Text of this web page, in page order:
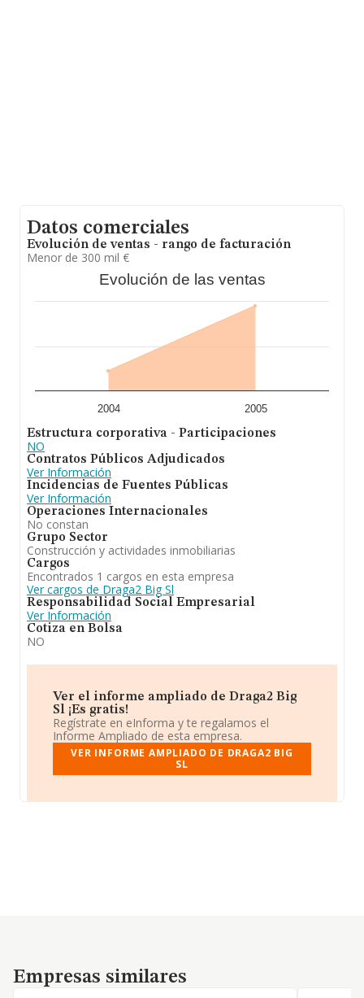
Datos comerciales
Evolución de ventas - rango de facturación
Menor de 300 mil €
Evolución de las ventas
2004 2005
Estructura corporativa - Participaciones
NO
Contratos Públicos Adjudicados
Ver Información
Incidencias de Fuentes Públicas
Ver Información
Operaciones Internacionales
No constan
Grupo Sector
Construcción y actividades inmobiliarias
Cargos
Encontrados 1 cargos en esta empresa
Ver cargos de Draga2 Big Sl
Responsabilidad Social Empresarial
Ver Información
Cotiza en Bolsa
NO
Ver el informe ampliado de Draga2 Big
Sl ¡Es gratis!
Regístrate en eInforma y te regalamos el
Informe Ampliado de esta empresa.
VER INFORME AMPLIADO DE DRAGA2 BIG
SL
Empresas similares
Empresas similares